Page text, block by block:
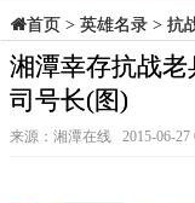
首页> 英雄名录> 抗
湘潭幸存抗战
司号长(图)
来源：湘潭在线 2015-06-27